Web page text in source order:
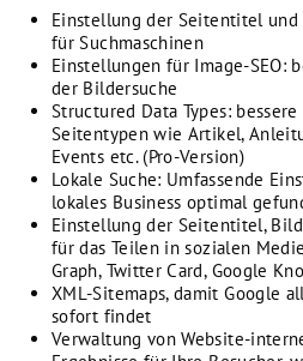
Einstellung der Seitentitel und
für Suchmaschinen
Einstellungen für Image-SEO:
der Bildersuche
Structured Data Types:
Seitentypen wie Artikel,
Events etc. (Pro-Version)
Lokale Suche: Umfassende
lokales Business optimal
Einstellung der Seitentitel,
für das Teilen in sozialen
Graph, Twitter Card, Google
XML-Sitemaps, damit Google
sofort findet
Verwaltung von Website-